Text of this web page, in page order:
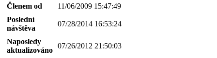
Členem od
11/06/2009 15:47:49
Poslední
návštěva
07/28/2014 16:53:24
Naposledy
aktualizováno
07/26/2012 21:50:03